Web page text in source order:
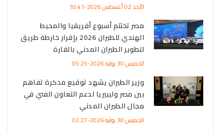
الأحد 02 أغسطس 2026-10:41
مصر تختتم أسبوع أفريقيا والمحيط
الهندي للطيران 2026 بإقرار خارطة طريق
لتطوير الطيران المدني بالقارة
الخميس 30 يوليه 2026-05:25
وزير الطيران يشهد توقيع مذكرة تفاهم
بين مصر وليبيريا لدعم التعاون الفني في
مجال الطيران المدني
الخميس 30 يوليه 2026-02:27